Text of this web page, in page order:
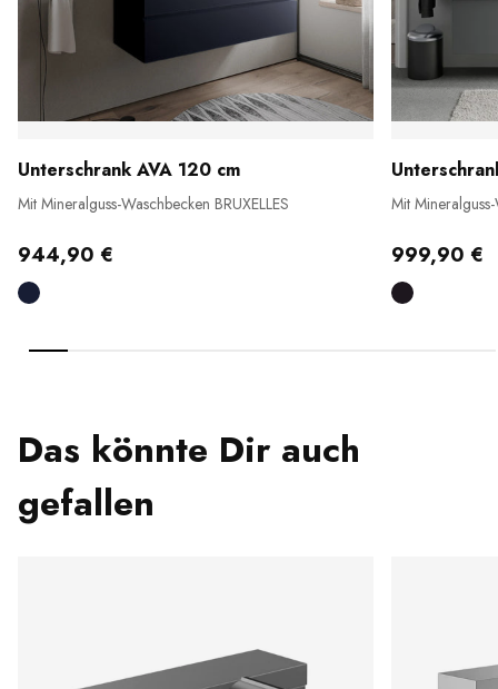
Unterschrank AVA 120 cm
Mit Mineralguss-Waschbecken BRUXELLES
944,90 €
Mit
999,90 €
Das könnte Dir auch
gefallen